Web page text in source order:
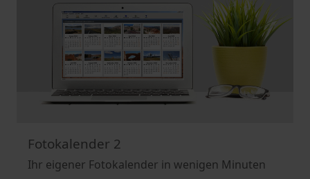
Fotokalender 2
Ihr eigener Fotokalender in wenigen Minuten